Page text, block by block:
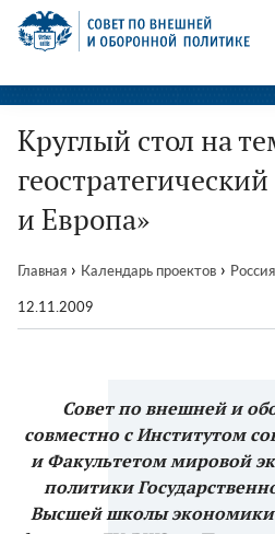
Перейти
СВОП
Круглый стол на
и Европа»
Главная › Календарь проектов ›
12.11.2009
Совет по внешней и
совместно с Институтом
и Факультетом мировой
политики
Высшей школы экономики